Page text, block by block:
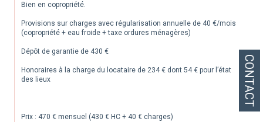
CONTACT
Bien en copropriété.
Provisions sur charges avec régularisation annuelle de 40 €/mois
(copropriété + eau froide + taxe ordures ménagères)
Dépôt de garantie de 430 €
Honoraires à la charge du locataire de 234 € dont 54 € pour l’état
des lieux
Prix : 470 € mensuel (430 € HC + 40 € charges)